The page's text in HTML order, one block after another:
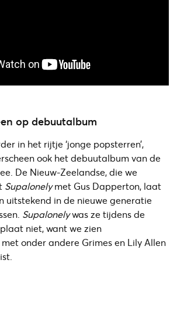
op debuutalbum
in het rijtje ‘jonge popsterren’,
ook het debuutalbum van de
De Nieuw-Zeelandse, die we
Supalonelymet Gus Dapperton, laat
uitstekend in de nieuwe generatie
Supalonelywas ze tijdens de
niet, want we zien
onder andere Grimes en Lily Allen